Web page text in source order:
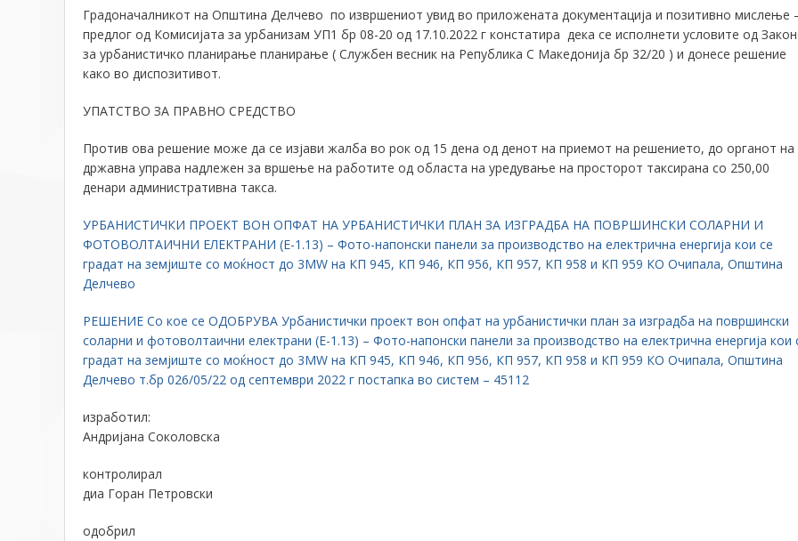
Градоначалникот на Општина Делчево по извршениот увид во приложената документација и позитивно мислење
предлог од Комисијата за урбанизам УП1 бр 08-20 од 17.10.2022 г констатира дека се исполнети условите од
за урбанистичко планирање планирање ( Службен весник на Република С Македонија бр 32/20 ) и донесе решение
како во диспозитивот.
УПАТСТВО ЗА ПРАВНО СРЕДСТВО
Против ова решение може да се изјави жалба во рок од 15 дена од денот на приемот на решението, до органот на
државна управа надлежен за вршење на работите од областа на уредување на просторот таксирана со 250,00
денари административна такса.
УРБАНИСТИЧКИ ПРОЕКТ ВОН ОПФАТ НА УРБАНИСТИЧКИ ПЛАН ЗА ИЗГРАДБА НА ПОВРШИНСКИ СОЛАРНИ И
ФОТОВОЛТАИЧНИ ЕЛЕКТРАНИ (Е-1.13) – Фото-напонски панели за производство на електрична енергија кои се
градат на земјиште со моќност до 3MW на КП 945, КП 946, КП 956, КП 957, КП 958 и КП 959 КО Очипала, Општина
Делчево
РЕШЕНИЕ Со кое се ОДОБРУВА Урбанистички проект вон опфат на урбанистички план за изградба на површински
соларни и фотоволтаични електрани (Е-1.13) – Фото-напонски панели за производство на електрична енергија кои
градат на земјиште со моќност до 3MW на КП 945, КП 946, КП 956, КП 957, КП 958 и КП 959 КО Очипала, Општина
Делчево т.бр 026/05/22 од септември 2022 г постапка во систем – 45112
изработил:
Андријана Соколовска
контролирал
диа Горан Петровски
одобрил